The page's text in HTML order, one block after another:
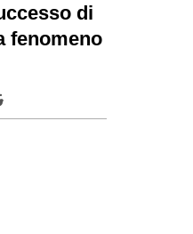
di
fenomeno